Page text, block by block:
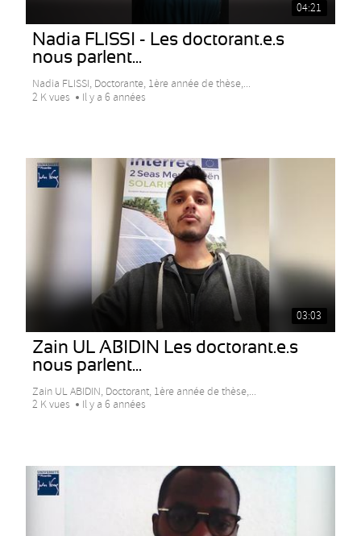
04:21
Nadia FLISSI - Les doctorant.e.s
nous parlent...
Nadia FLISSI, Doctorante, 1ère année de thèse,...
2 K vues
Il y a 6 années
03:03
Zain UL ABIDIN Les doctorant.e.s
nous parlent...
Zain UL ABIDIN, Doctorant, 1ère année de thèse,...
2 K vues
Il y a 6 années